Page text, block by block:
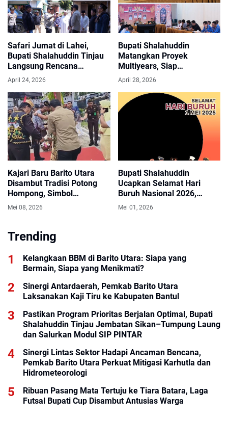
Safari Jumat di Lahei,
Bupati Shalahuddin Tinjau
Langsung Rencana
Pembangunan
Infrastruktur.
April 24, 2026
Bupati Shalahuddin
Matangkan Proyek
Multiyears, Siap
Dipaparkan ke DPRD Barito
Utara
April 28, 2026
Kajari Baru Barito Utara
Disambut Tradisi Potong
Hompong, Simbol
Kehormatan dan Harapan
Baru.
Mei 08, 2026
Bupati Shalahuddin
Ucapkan Selamat Hari
Buruh Nasional 2026,
Apresiasi Peran Pekerja
dalam Pembangunan
Mei 01, 2026
Trending
Kelangkaan BBM di Barito Utara: Siapa yang
Bermain, Siapa yang Menikmati?
Sinergi Antardaerah, Pemkab Barito Utara
Laksanakan Kaji Tiru ke Kabupaten Bantul
Pastikan Program Prioritas Berjalan Optimal, Bupati
Shalahuddin Tinjau Jembatan Sikan–Tumpung Laung
dan Salurkan Modul SIP PINTAR
Sinergi Lintas Sektor Hadapi Ancaman Bencana,
Pemkab Barito Utara Perkuat Mitigasi Karhutla dan
Hidrometeorologi
Ribuan Pasang Mata Tertuju ke Tiara Batara, Laga
Futsal Bupati Cup Disambut Antusias Warga